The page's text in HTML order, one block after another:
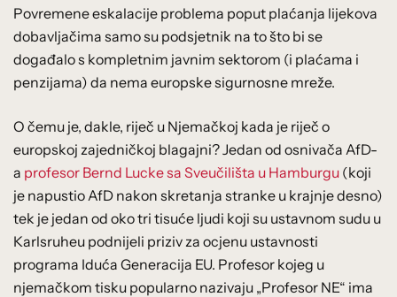
Povremene eskalacije problema poput plaćanja lijekova
dobavljačima samo su podsjetnik na to što bi se
događalo s kompletnim javnim sektorom (i plaćama i
penzijama) da nema europske sigurnosne mreže.
O čemu je, dakle, riječ u Njemačkoj kada je riječ o
europskoj zajedničkoj blagajni? Jedan od osnivača AfD-
a profesor Bernd Lucke sa Sveučilišta u Hamburgu (koji
je napustio AfD nakon skretanja stranke u krajnje desno)
tek je jedan od oko tri tisuće ljudi koji su ustavnom sudu u
Karlsruheu podnijeli priziv za ocjenu ustavnosti
programa Iduća Generacija EU. Profesor kojeg u
njemačkom tisku popularno nazivaju „Profesor NE“ ima